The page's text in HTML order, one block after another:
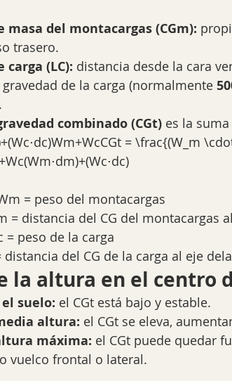
masa del montacargas (CGm):
trasero.
carga (LC): distancia desde la cara
de la carga (normalmente
combinado (CGt) es la
= \frac{(W_m
= peso del montacargas
= distancia del CG del montacargas
= peso de la carga
distancia del CG de la carga al eje
la altura en el centro
suelo: el CGt está bajo y estable.
altura: el CGt se eleva,
máxima: el CGt puede quedar
vuelco frontal o lateral.